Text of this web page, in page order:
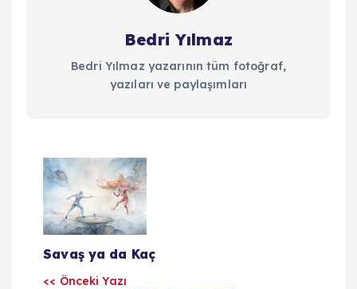
Bedri Yılmaz
Bedri Yılmaz yazarının tüm fotoğraf,
yazıları ve paylaşımları
Y
a
zSavaş ya da Kaç
<< Önceki Yazı